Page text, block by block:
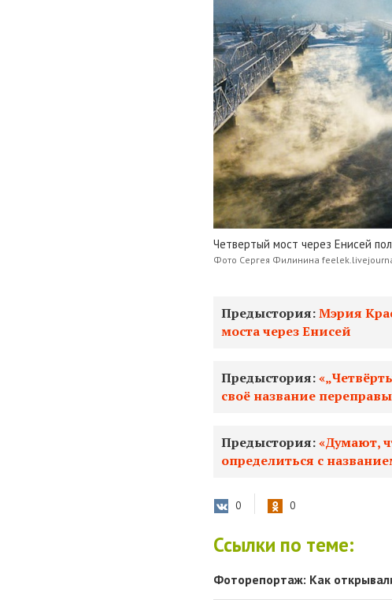
Четвертый мост через Енисей
Фото Сергея Филинина
Предыстория:Мэрия
моста через Енисей
Предыстория:
своё название
Предыстория:«Думают,
определиться с
0 0
Ссылки по теме:
Фоторепортаж: Как